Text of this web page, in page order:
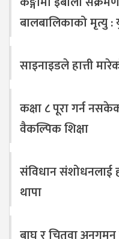
बालबालिकाको मृत्यु
साइनाइडले हात्ती
कक्षा ८ पूरा गर्न
वैकल्पिक शिक्षा
संविधान संशोधनलाई
थापा